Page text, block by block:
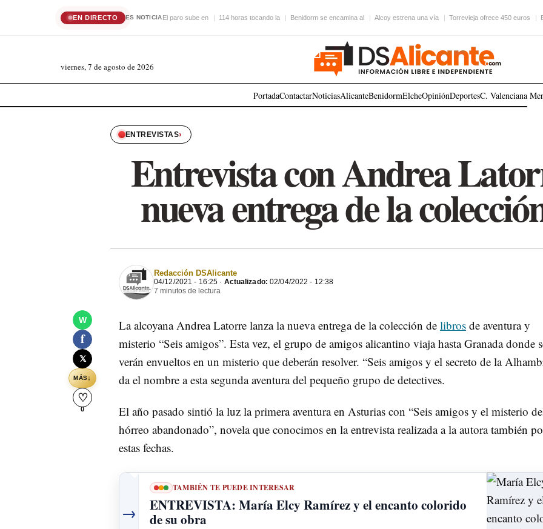
EN DIRECTO ES NOTICIAEl paro sube en 114 horas tocando la Benidorm se encamina al Alcoy estrena una vía Torrevieja ofrece 450 euros
viernes, 7 de agosto de 2026
PortadaContactarNoticiasAlicanteBenidormElcheOpiniónDeportesC. Valenciana
ENTREVISTAS›
Entrevista con Andrea
nueva entrega de la
W
f
𝕏
MÁS↓
♡
0
Redacción DSAlicante
04/12/2021 - 16:25 · Actualizado: 02/04/2022 - 12:38
7 minutos de lectura
La alcoyana Andrea Latorre lanza la nueva entrega de la colección de libros de aventura y
misterio “Seis amigos”. Esta vez, el grupo de amigos alicantino viaja hasta Granada donde
verán envueltos en un misterio que deberán resolver. “Seis amigos y el secreto de la
da el nombre a esta segunda aventura del pequeño grupo de detectives.
El año pasado sintió la luz la primera aventura en Asturias con “Seis amigos y el misterio
hórreo abandonado”, novela que conocimos en la entrevista realizada a la autora también
estas fechas.
→
TAMBIÉN TE PUEDE INTERESAR
ENTREVISTA: María Elcy Ramírez y el encanto colorido
de su obra